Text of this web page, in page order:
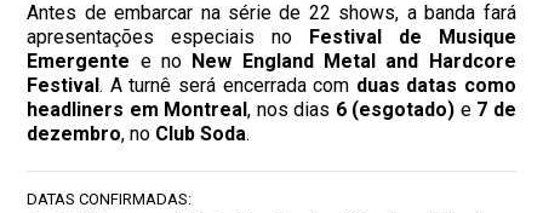
Antes de embarcar na série de 22 shows, a banda fará
apresentações especiais no Festival de Musique
Emergente e no ​​ New England Metal and Hardcore
Festival. A turnê será encerrada com duas datas como
headliners em Montreal, nos dias 6 (esgotado) e 7 de
dezembro, no Club Soda.
DATAS CONFIRMADAS: